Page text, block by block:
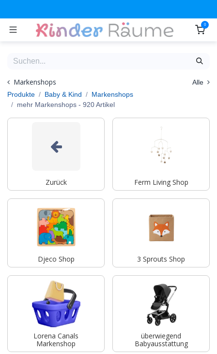
0
Markenshops
Alle
Produkte
Baby & Kind
Markenshops
mehr Markenshops - 920 Artikel
Zurück Ferm Living Shop
Djeco Shop 3 Sprouts Shop
Lorena Canals
Markenshop
überwiegend
Babyausstattung